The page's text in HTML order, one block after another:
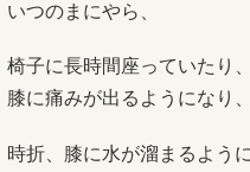
いつのまにやら、
椅子に長時間座っていたり
膝に痛みが出るようになり、
時折、膝に水が溜まるよう